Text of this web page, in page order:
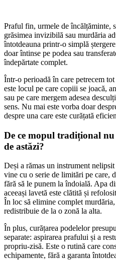
Praful fin, urmele de încălțăminte,
grăsimea invizibilă sau murdăria
întotdeauna printr-o simplă
doar întinse pe podea sau
îndepărtate complet.
Într-o perioadă în care petrecem
este locul pe care copiii se joacă,
sau pe care mergem adesea
sens. Nu mai este vorba doar
despre una care este curățată
De ce mopul tradițional
de astăzi?
Deși a rămas un instrument
vine cu o serie de limitări pe care,
fără să le punem la îndoială. Apa
aceeași lavetă este clătită și
În loc să elimine complet
redistribuie de la o zonă la alta.
În plus, curățarea podelelor
separate: aspirarea prafului și a
propriu-zisă. Este o rutină care
echipamente, fără a garanta